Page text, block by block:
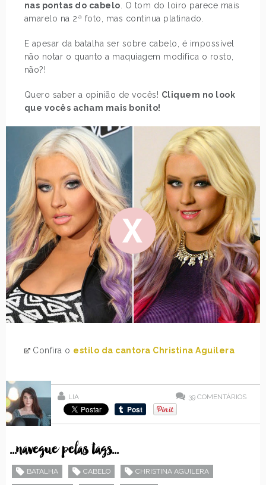
nas pontas do cabelo . O tom do loiro parece mais
amarelo na 2ª foto, mas continua platinado.
E apesar da batalha ser sobre cabelo, é impossível
não notar o quanto a maquiagem modifica o rosto,
não?!
Quero saber a opinião de vocês! Cliquem no look
que vocês acham mais bonito!
Confira o estilo da cantora Christina Aguilera
LIA 39 COMENTÁRIOS
...navegue pelas tags...
BATALHA CABELO CHRISTINA AGUILERA